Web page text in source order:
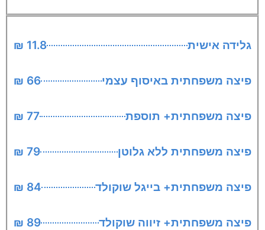
גלידה אישית 11.8 ₪
פיצה משפחתית באיסוף עצמי 66 ₪
פיצה משפחתית+ תוספת 77 ₪
פיצה משפחתית ללא גלוטן 79 ₪
פיצה משפחתית+ בייגל שוקולד 84 ₪
פיצה משפחתית+ זיווה שוקולד 89 ₪